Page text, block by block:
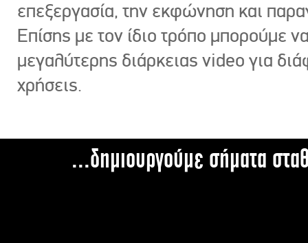
επεξεργασία, την εκφώνηση και
Επίσης με τον ίδιο τρόπο μπορούμε
μεγαλύτερης διάρκειας video για
χρήσεις.
...δημιουργούμε σήματα